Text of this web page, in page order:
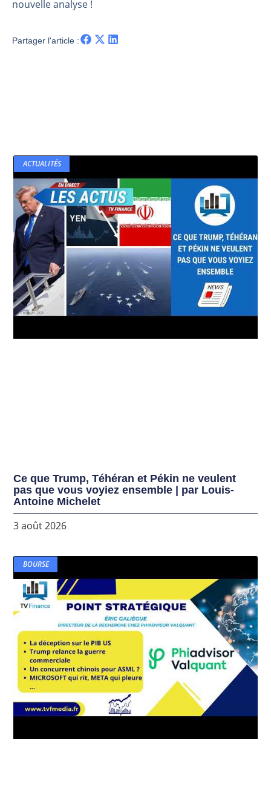
nouvelle analyse !
Partager l'article :
ACTUALITÉS
Ce que Trump, Téhéran et Pékin ne veulent
pas que vous voyiez ensemble | par Louis-
Antoine Michelet
3 août 2026
BOURSE